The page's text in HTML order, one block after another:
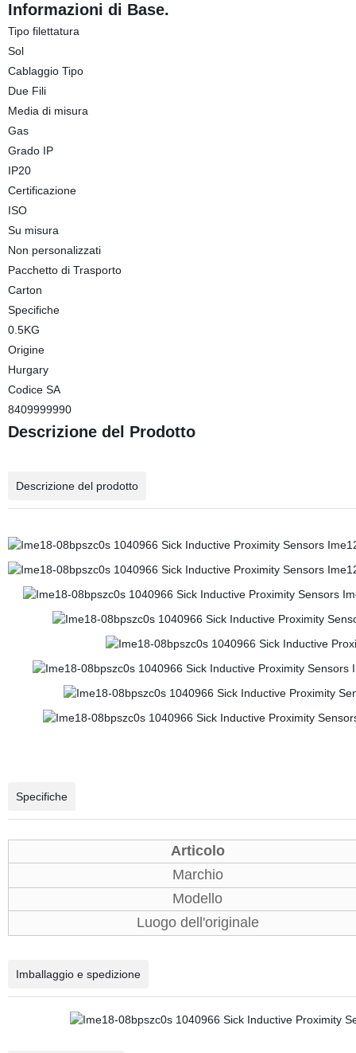
Informazioni di Base.
Tipo filettatura
Sol
Cablaggio Tipo
Due Fili
Media di misura
Gas
Grado IP
IP20
Certificazione
ISO
Su misura
Non personalizzati
Pacchetto di Trasporto
Carton
Specifiche
0.5KG
Origine
Hurgary
Codice SA
8409999990
Descrizione del Prodotto
Descrizione del prodotto
Specifiche
Articolo
Marchio
Modello
Luogo dell'originale
Imballaggio e spedizione